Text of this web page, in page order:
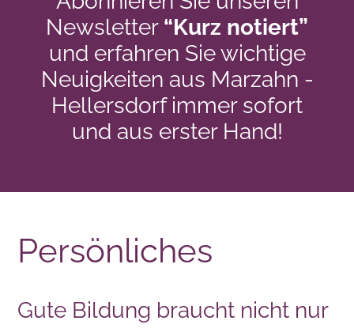
Newsletter “Kurz notiert”
und erfahren Sie wichtige
Neuigkeiten aus Marzahn -
Hellersdorf immer sofort
und aus erster Hand!
Persönliches
Gute Bildung braucht nicht nur